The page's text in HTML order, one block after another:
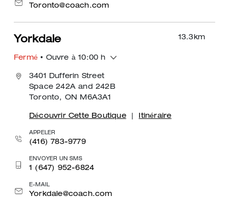
Toronto@coach.com
13.3 km
Yorkdale
Fermé • Ouvre à 10:00 h
3401 Dufferin Street
Space 242A and 242B
Toronto, ON M6A3A1
Découvrir Cette Boutique Itinéraire
APPELER
(416) 783-9779
ENVOYER UN SMS
1 (647) 952-6824
E-MAIL
Yorkdale@coach.com